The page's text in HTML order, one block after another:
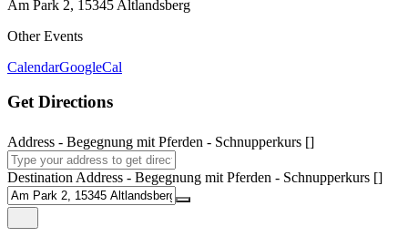
Am Park 2, 15345 Altlandsberg
Other Events
CalendarGoogleCal
Get Directions
Address - Begegnung mit Pferden - Schnupperkurs []
Destination Address - Begegnung mit Pferden - Schnupperkurs []